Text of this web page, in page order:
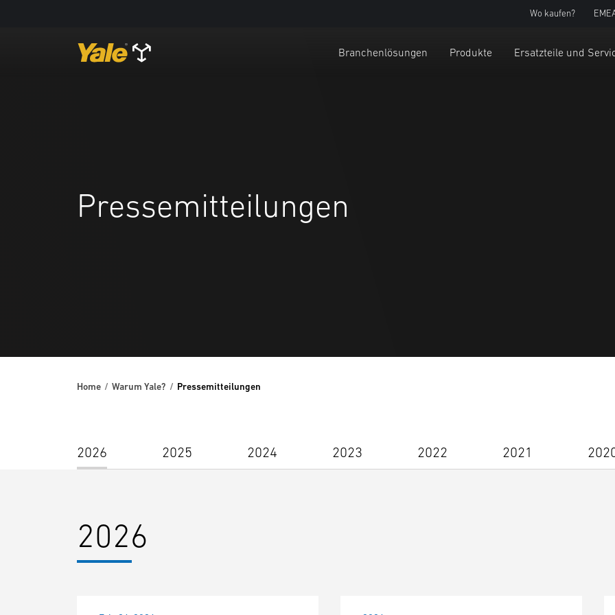
Wo kaufen?
Branchenlösungen Produkte Ersatzteile und
Pressemitteilungen
Home Warum Yale? Pressemitteilungen
2026 2025 2024 2023 2022 2021
2026